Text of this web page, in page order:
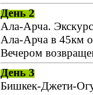
День 2
Ала-Арча.
Ала-Арча в 45км
Вечером
День 3
Бишкек-Джети-